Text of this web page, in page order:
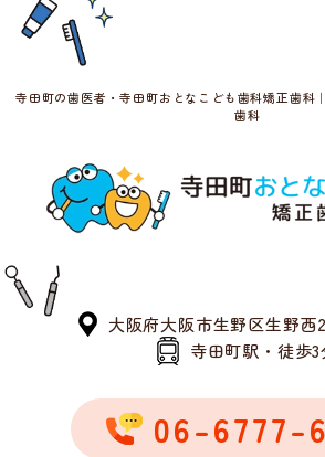
寺田町の歯医者・寺田町おとなこども歯科矯正歯科
歯科
大阪府大阪市生野区生野西
寺田町駅・徒歩3
06-6777-